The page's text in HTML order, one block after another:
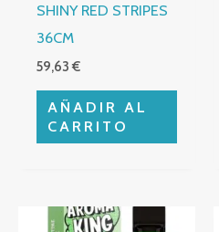
SHINY RED STRIPES
36CM
59,63€
AÑADIR AL
CARRITO